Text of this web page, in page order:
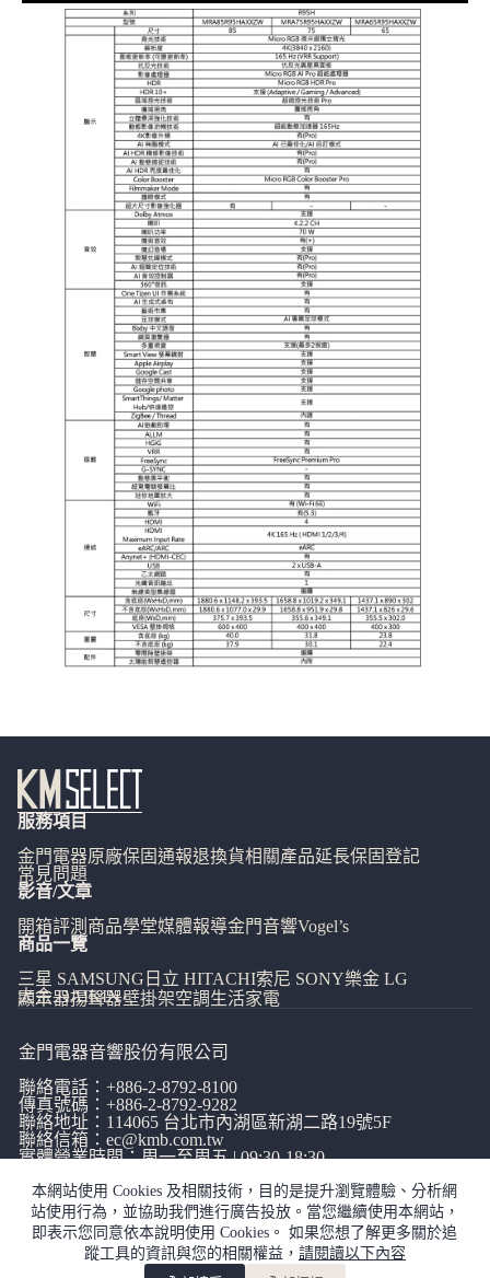
本網站使用 Cookies 及相關技術，目的是提升瀏覽體驗、分析網
站使用行為，並協助我們進行廣告投放。當您繼續使用本網站，
即表示您同意依本說明使用 Cookies。 如果您想了解更多關於追
蹤工具的資訊與您的相關權益， 請閱讀以下內容
服務項目
金門電器原廠保固通報退換貨相關產品延長保固登記
常見問題
影音/文章
開箱評測 商品學堂媒體報導金門音響Vogel’s
商品一覽
三星 SAMSUNG 日立 HITACHI索尼 SONY樂金 LG
大金 DAIKIN
顯示器揚聲器壁掛架空調生活家電
金門電器音響股份有限公司
聯絡電話： +886-2-8792-8100
傳真號碼：+886-2-8792-9282
聯絡地址：114065 台北市內湖區新湖二路19號5F
聯絡信箱： ec@kmb.com.tw
實體營業時間：周一至周五 | 09:30-18:30